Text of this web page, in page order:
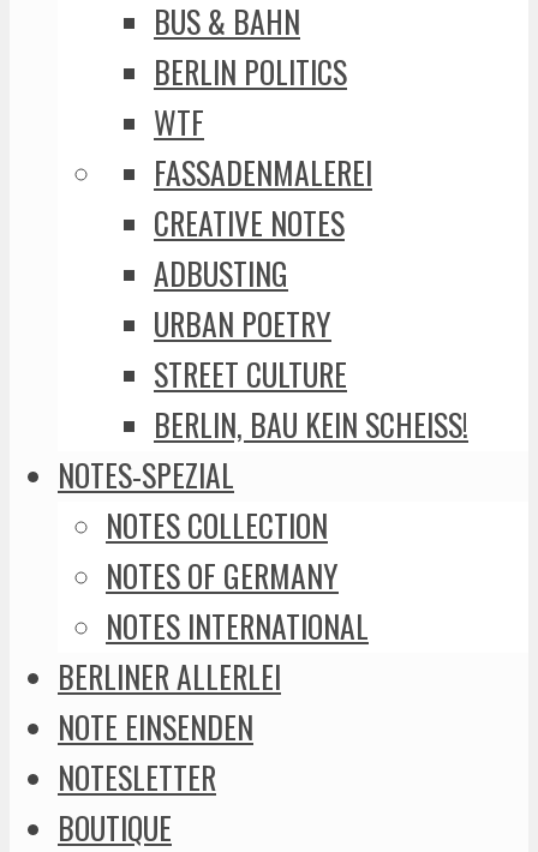
BUS & BAHN
BERLIN POLITICS
WTF
FASSADENMALEREI
CREATIVE NOTES
ADBUSTING
URBAN POETRY
STREET CULTURE
BERLIN, BAU KEIN SCHEISS!
NOTES-SPEZIAL
NOTES COLLECTION
NOTES OF GERMANY
NOTES INTERNATIONAL
BERLINER ALLERLEI
NOTE EINSENDEN
NOTESLETTER
BOUTIQUE